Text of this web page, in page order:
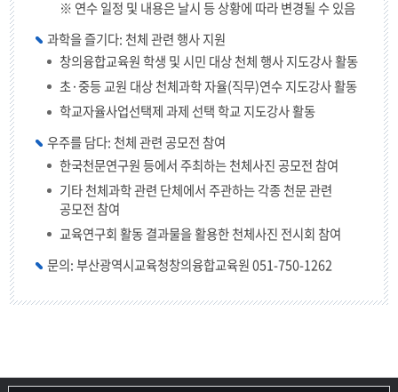
※ 연수 일정 및 내용은 날시 등 상황에 따라 변경될 수 있음
과학을 즐기다: 천체 관련 행사 지원
창의융합교육원 학생 및 시민 대상 천체 행사 지도강사 활동
초·중등 교원 대상 천체과학 자율(직무)연수 지도강사 활동
학교자율사업선택제 과제 선택 학교 지도강사 활동
우주를 담다: 천체 관련 공모전 참여
한국천문연구원 등에서 주최하는 천체사진 공모전 참여
기타 천체과학 관련 단체에서 주관하는 각종 천문 관련
공모전 참여
교육연구회 활동 결과물을 활용한 천체사진 전시회 참여
문의: 부산광역시교육청창의융합교육원 051-750-1262